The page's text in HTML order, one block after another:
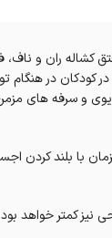
کشاله ران و ناف،
کودکان در هنگام
و سرفه های
با بلند کردن
نیز کمتر خواهد